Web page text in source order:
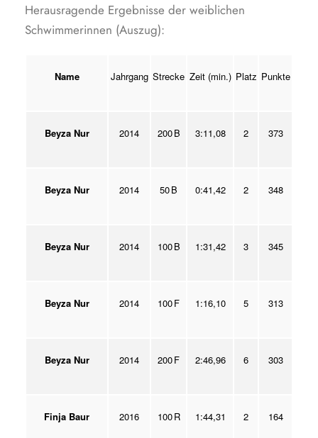
Herausragende Ergebnisse der weiblichen
Schwimmerinnen (Auszug):
Name Jahrgang Strecke Zeit (min.) Platz Punkte
Beyza Nur 2014 200 B 3:11,08 2 373
Beyza Nur 2014 50 B 0:41,42 2 348
Beyza Nur 2014 100 B 1:31,42 3 345
Beyza Nur 2014 100 F 1:16,10 5 313
Beyza Nur 2014 200 F 2:46,96 6 303
Finja Baur 2016 100 R 1:44,31 2 164